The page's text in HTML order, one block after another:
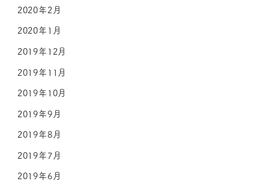
2020年2月
2020年1月
2019年12月
2019年11月
2019年10月
2019年9月
2019年8月
2019年7月
2019年6月